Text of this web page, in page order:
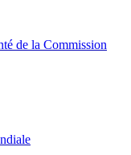
de la Commission